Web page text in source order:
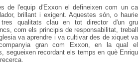
de l'equip d'Exxon el defineixen com un
brillant i exigent. Aquestes són, o
qualitats clau en tot director d'un
com els principis de responsabilitat,
va aprendre i va cultivar des de xiquet
gran com Exxon, en la qual
segueixen recordant els temps en què